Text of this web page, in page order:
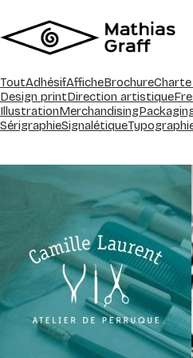
ToutAdhésifAfficheBrochure
Design printDirection artistique
IllustrationMerchandising
SérigraphieSignalétique